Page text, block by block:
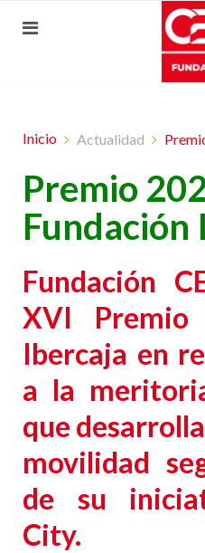
Inicio Actualidad
Premio
Fundación
Fundación
XVI Premio
Ibercaja en
a la
que
movilidad
de su
City.